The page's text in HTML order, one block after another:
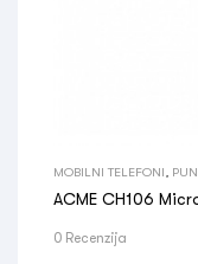
MOBILNI TELEFONI
ACME CH106
0 Recenzija